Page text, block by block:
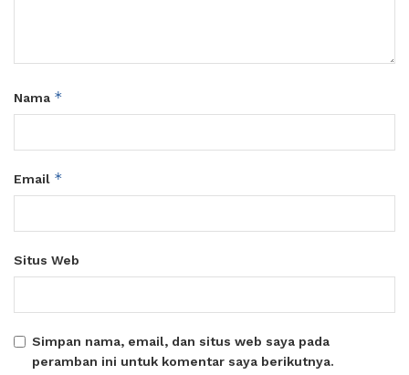
Nama *
Email *
Situs Web
Simpan nama, email, dan situs web saya pada
peramban ini untuk komentar saya berikutnya.